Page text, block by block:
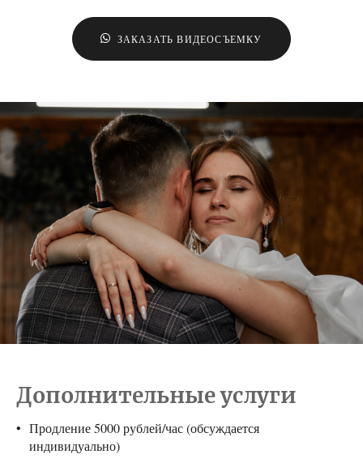
ЗАКАЗАТЬ ВИДЕОСЪЕМКУ
Дополнительные услуги
Продление 5000 рублей/час (обсуждается
индивидуально)